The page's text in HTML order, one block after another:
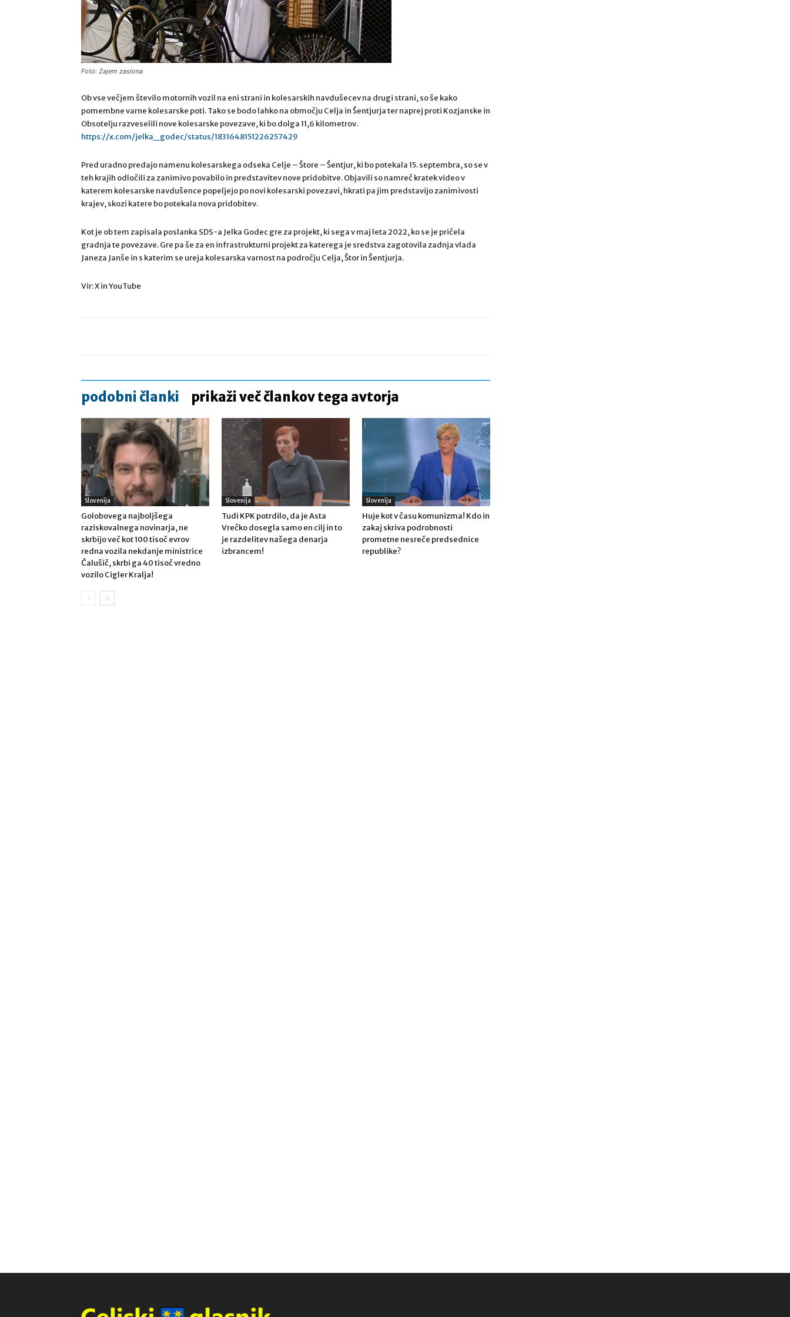
Foto: Zajem zaslona
Ob vse večjem število motornih vozil na eni strani in kolesarskih navdušecev na drugi strani, so še kako
pomembne varne kolesarske poti. Tako se bodo lahko na območju Celja in Šentjurja ter naprej proti Kozjanske in
Obsotelju razveselili nove kolesarske povezave, ki bo dolga 11,6 kilometrov.
https://x.com/jelka_godec/status/1831648151226257429
Pred uradno predajo namenu kolesarskega odseka Celje – Štore – Šentjur, ki bo potekala 15. septembra, so se v
teh krajih odločili za zanimivo povabilo in predstavitev nove pridobitve. Objavili so namreč kratek video v
katerem kolesarske navdušence popeljejo po novi kolesarski povezavi, hkrati pa jim predstavijo zanimivosti
krajev, skozi katere bo potekala nova pridobitev.
Kot je ob tem zapisala poslanka SDS-a Jelka Godec gre za projekt, ki sega v maj leta 2022, ko se je pričela
gradnja te povezave. Gre pa še za en infrastrukturni projekt za katerega je sredstva zagotovila zadnja vlada
Janeza Janše in s katerim se ureja kolesarska varnost na področju Celja, Štor in Šentjurja.
Vir: X in YouTube
podobni članki prikaži več člankov tega avtorja
Slovenija
Golobovega najboljšega
raziskovalnega novinarja, ne
skrbijo več kot 100 tisoč evrov
redna vozila nekdanje ministrice
Čalušič, skrbi ga 40 tisoč vredno
vozilo Cigler Kralja!
Slovenija
Tudi KPK potrdilo, da je Asta
Vrečko dosegla samo en cilj in to
je razdelitev našega denarja
izbrancem!
Slovenija
Huje kot v času komunizma! Kdo in
zakaj skriva podrobnosti
prometne nesreče predsednice
republike?